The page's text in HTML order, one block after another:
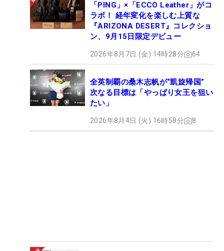
「PING」×「ECCO Leather」がコ
ラボ！ 経年変化を楽しむ上質な
『ARIZONA DESERT』コレクショ
ン、9月15日限定デビュー
2026年8月7日 (金) 14時28分 64
全英制覇の桑木志帆が“凱旋帰国”
次なる目標は「やっぱり女王を狙い
たい」
2026年8月4日 (火) 16時58分 8